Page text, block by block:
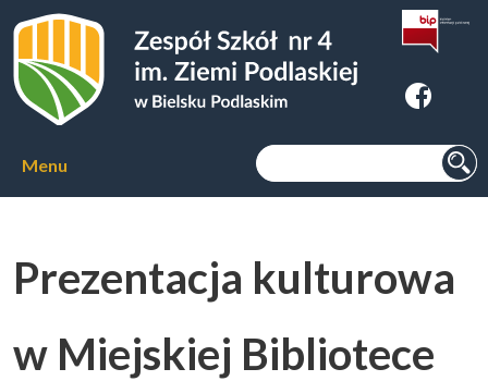
Zespoł Szkół nr 4 im. Ziemi
Podlaskiej w Bielsku Podlaskim
Szukaj:
Menu
O szkole
Kierunki kształcenia
Prezentacja kulturowa
w Miejskiej Bibliotece